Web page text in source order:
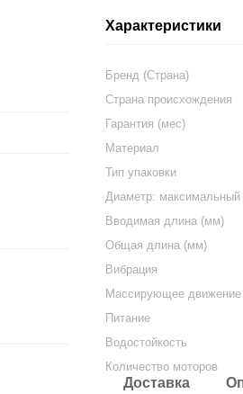
Характеристики
Бренд (Страна)
Страна происхождения
Гарантия (мес)
Материал
Тип упаковки
Диаметр:
Вводимая длина (мм)
Общая длина (мм)
Вибрация
Массирующее движение
Питание
Водостойкость
Количество моторов
Доставка